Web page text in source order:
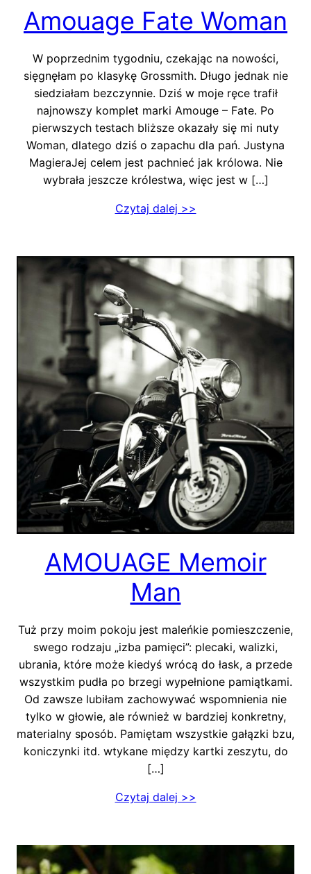
Amouage Fate Woman
W poprzednim tygodniu, czekając na nowości,
sięgnęłam po klasykę Grossmith. Długo jednak nie
siedziałam bezczynnie. Dziś w moje ręce trafił
najnowszy komplet marki Amouge – Fate. Po
pierwszych testach bliższe okazały się mi nuty
Woman, dlatego dziś o zapachu dla pań. Justyna
MagieraJej celem jest pachnieć jak królowa. Nie
wybrała jeszcze królestwa, więc jest w […]
Czytaj dalej >>
AMOUAGE Memoir
Man
Tuż przy moim pokoju jest maleńkie pomieszczenie,
swego rodzaju „izba pamięci”: plecaki, walizki,
ubrania, które może kiedyś wrócą do łask, a przede
wszystkim pudła po brzegi wypełnione pamiątkami.
Od zawsze lubiłam zachowywać wspomnienia nie
tylko w głowie, ale również w bardziej konkretny,
materialny sposób. Pamiętam wszystkie gałązki bzu,
koniczynki itd. wtykane między kartki zeszytu, do
[…]
Czytaj dalej >>